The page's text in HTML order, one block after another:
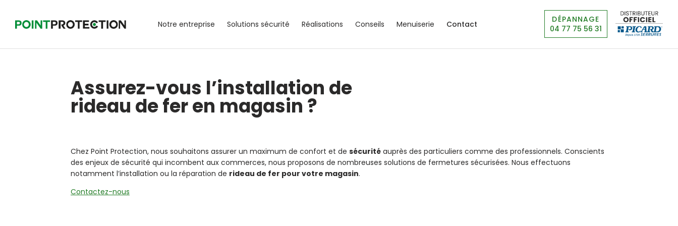
Notre entreprise Solutions sécurité Réalisations Conseils Menuiserie Contact
DÉPANNAGE
04 77 75 56 31
Assurez-vous l’installation de
rideau de fer en magasin ?
Chez Point Protection, nous souhaitons assurer un maximum de confort et de sécurité auprès des particuliers comme des professionnels. Conscients
des enjeux de sécurité qui incombent aux commerces, nous proposons de nombreuses solutions de fermetures sécurisées. Nous effectuons
notamment l’installation ou la réparation de rideau de fer pour votre magasin.
Contactez-nous